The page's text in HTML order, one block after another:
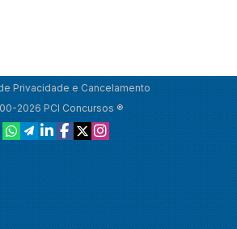
Privacidade e Cancelamento
2026 PCI Concursos ®